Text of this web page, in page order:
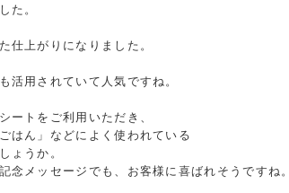
た。
仕上がりになりました。
活用されていて人気ですね。
ートをご利用いただき、
はん」などによく使われている
ょうか。
メッセージでも、お客様に喜ばれそうですね。